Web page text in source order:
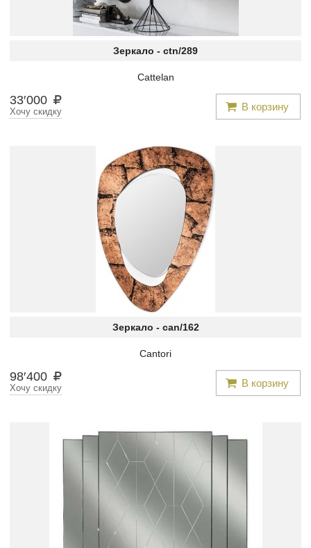
Зеркало - ctn/289
Cattelan
33′000 В корзину
Хочу скидку
Зеркало - can/162
Cantori
98′400 В корзину
Хочу скидку